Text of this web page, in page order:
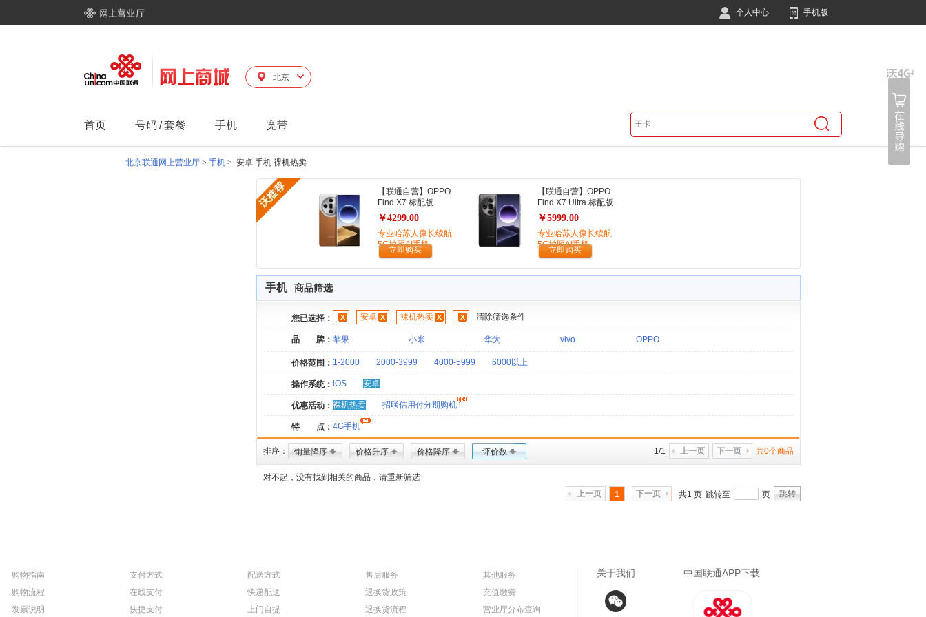
个人中心 手机版
北京
首页 号码/套餐 手机 宽带
北京联通网上营业厅 > 手机 > 安卓 手机 裸机热卖
【联通自营】OPPO
Find X7 标配版
￥4299.00
专业哈苏人像长续航
5G拍照AI手机
立即购买
【联通自营】OPPO
Find X7 Ultra 标配版
￥5999.00
专业哈苏人像长续航
5G拍照AI手机
立即购买
手机 商品筛选
您已选择： 安卓 裸机热卖 清除筛选条件
品 牌： 苹果 小米 华为 vivo OPPO
价格范围： 1-2000 2000-3999 4000-5999 6000以上
操作系统： iOS 安卓
优惠活动： 裸机热卖 招联信用付分期购机
特 点： 4G手机
排序： 销量降序 价格升序 价格降序 评价数 共0个商品
下一页
上一页
1/1
对不起，没有找到相关的商品，请重新筛选
上一页
1 下一页 共1 页 跳转至 页 跳转
购物指南
购物流程
发票说明
支付方式
在线支付
快捷支付
配送方式
快递配送
上门自提
售后服务
退换货政策
退换货流程
其他服务
充值缴费
营业厅分布查询
关于我们 中国联通APP下载